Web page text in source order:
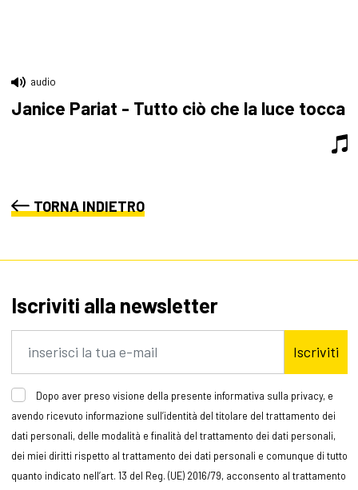
audio
Janice Pariat - Tutto ciò che la luce tocca
TORNA INDIETRO
Iscriviti alla newsletter
Iscriviti
Dopo aver preso visione della presente informativa sulla privacy, e
avendo ricevuto informazione sull’identità del titolare del trattamento dei
dati personali, delle modalità e finalità del trattamento dei dati personali,
dei miei diritti rispetto al trattamento dei dati personali e comunque di tutto
quanto indicato nell’art. 13 del Reg. (UE) 2016/79, acconsento al trattamento